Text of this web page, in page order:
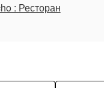
: Ресторан